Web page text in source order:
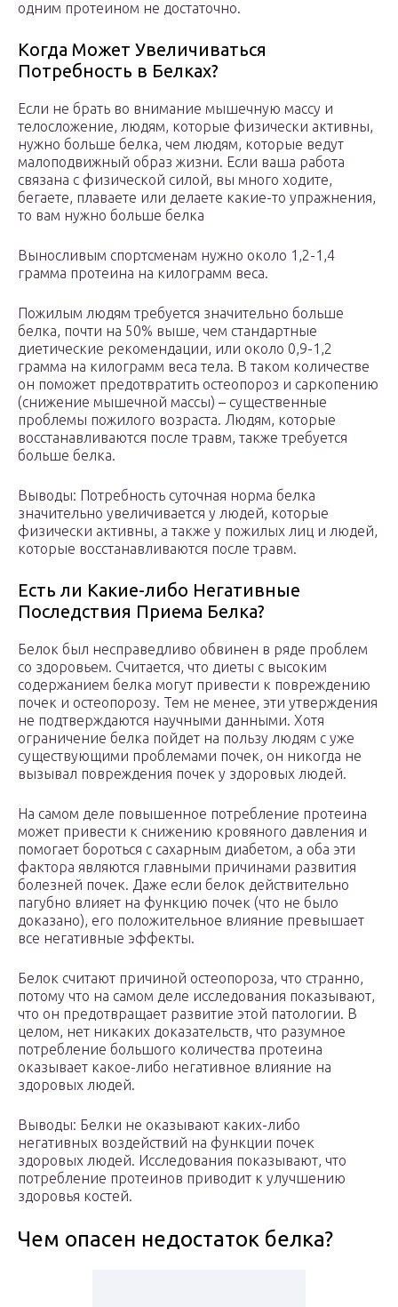
одним протеином не достаточно.
Когда Может Увеличиваться
Потребность в Белках?
Если не брать во внимание мышечную массу и
телосложение, людям, которые физически активны,
нужно больше белка, чем людям, которые ведут
малоподвижный образ жизни. Если ваша работа
связана с физической силой, вы много ходите,
бегаете, плаваете или делаете какие-то упражнения,
то вам нужно больше белка
Выносливым спортсменам нужно около 1,2-1,4
грамма протеина на килограмм веса.
Пожилым людям требуется значительно больше
белка, почти на 50% выше, чем стандартные
диетические рекомендации, или около 0,9-1,2
грамма на килограмм веса тела. В таком количестве
он поможет предотвратить остеопороз и саркопению
(снижение мышечной массы) – существенные
проблемы пожилого возраста. Людям, которые
восстанавливаются после травм, также требуется
больше белка.
Выводы: Потребность суточная норма белка
значительно увеличивается у людей, которые
физически активны, а также у пожилых лиц и людей,
которые восстанавливаются после травм.
Есть ли Какие-либо Негативные
Последствия Приема Белка?
Белок был несправедливо обвинен в ряде проблем
со здоровьем. Считается, что диеты с высоким
содержанием белка могут привести к повреждению
почек и остеопорозу. Тем не менее, эти утверждения
не подтверждаются научными данными. Хотя
ограничение белка пойдет на пользу людям с уже
существующими проблемами почек, он никогда не
вызывал повреждения почек у здоровых людей.
На самом деле повышенное потребление протеина
может привести к снижению кровяного давления и
помогает бороться с сахарным диабетом, а оба эти
фактора являются главными причинами развития
болезней почек. Даже если белок действительно
пагубно влияет на функцию почек (что не было
доказано), его положительное влияние превышает
все негативные эффекты.
Белок считают причиной остеопороза, что странно,
потому что на самом деле исследования показывают,
что он предотвращает развитие этой патологии. В
целом, нет никаких доказательств, что разумное
потребление большого количества протеина
оказывает какое-либо негативное влияние на
здоровых людей.
Выводы: Белки не оказывают каких-либо
негативных воздействий на функции почек
здоровых людей. Исследования показывают, что
потребление протеинов приводит к улучшению
здоровья костей.
Чем опасен недостаток белка?